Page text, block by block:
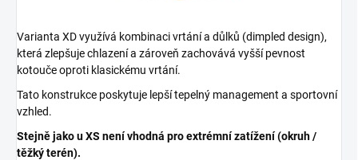
Varianta XD využívá kombinaci vrtání a důlků (dimpled design),
která zlepšuje chlazení a zároveň zachovává vyšší pevnost
kotouče oproti klasickému vrtání.
Tato konstrukce poskytuje lepší tepelný management a sportovní
vzhled.
Stejně jako u XS není vhodná pro extrémní zatížení (okruh /
těžký terén).